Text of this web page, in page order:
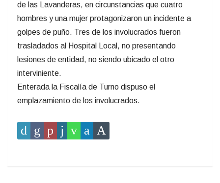
de las Lavanderas, en circunstancias que cuatro
hombres y una mujer protagonizaron un incidente a
golpes de puño. Tres de los involucrados fueron
trasladados al Hospital Local, no presentando
lesiones de entidad, no siendo ubicado el otro
interviniente.
Enterada la Fiscalía de Turno dispuso el
emplazamiento de los involucrados.